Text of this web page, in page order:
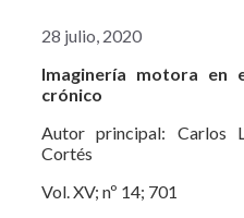
28 julio, 2020
Imaginería motora en
crónico
Autor principal: Carlos
Cortés
Vol. XV; nº 14; 701